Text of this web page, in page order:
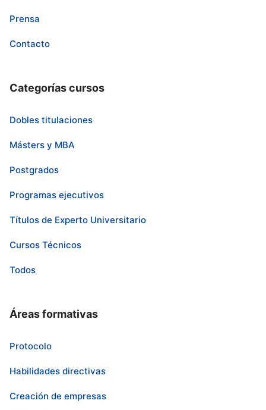
Prensa
Contacto
Categorías cursos
Dobles titulaciones
Másters y MBA
Postgrados
Programas ejecutivos
Títulos de Experto Universitario
Cursos Técnicos
Todos
Áreas formativas
Protocolo
Habilidades directivas
Creación de empresas